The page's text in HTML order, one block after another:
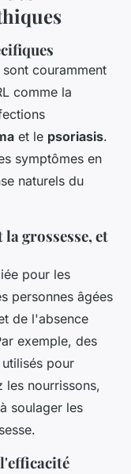
couramment
comme la
et le psoriasis.
symptômes en
naturels du
grossesse, et
pour les
personnes âgées
de l'absence
exemple, des
pour
les nourrissons,
soulager les